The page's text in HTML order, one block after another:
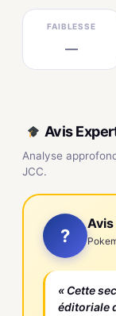
FAIBLESSE
—
Avis
Analyse
JCC.
?
« Cette
éditoriale